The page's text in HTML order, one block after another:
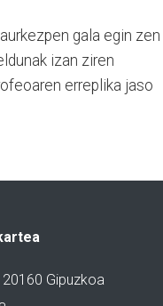
gala egin zen
izan ziren
erreplika jaso
Gipuzkoa